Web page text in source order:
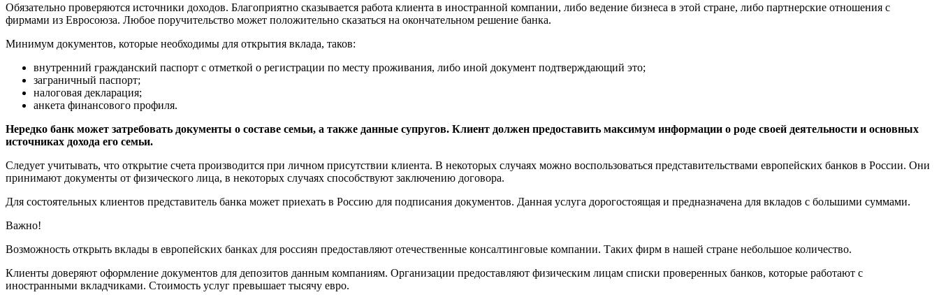
Обязательно проверяются источники доходов. Благоприятно сказывается работа клиента в иностранной компании, либо ведение бизнеса в этой стране, либо партнерские отношения с
фирмами из Евросоюза. Любое поручительство может положительно сказаться на окончательном решение банка.
Минимум документов, которые необходимы для открытия вклада, таков:
внутренний гражданский паспорт с отметкой о регистрации по месту проживания, либо иной документ подтверждающий это;
заграничный паспорт;
налоговая декларация;
анкета финансового профиля.
Нередко банк может затребовать документы о составе семьи, а также данные супругов. Клиент должен предоставить максимум информации о роде своей деятельности и основных
источниках дохода его семьи.
Следует учитывать, что открытие счета производится при личном присутствии клиента. В некоторых случаях можно воспользоваться представительствами европейских банков в России. Они
принимают документы от физического лица, в некоторых случаях способствуют заключению договора.
Для состоятельных клиентов представитель банка может приехать в Россию для подписания документов. Данная услуга дорогостоящая и предназначена для вкладов с большими суммами.
Важно!
Возможность открыть вклады в европейских банках для россиян предоставляют отечественные консалтинговые компании. Таких фирм в нашей стране небольшое количество.
Клиенты доверяют оформление документов для депозитов данным компаниям. Организации предоставляют физическим лицам списки проверенных банков, которые работают с
иностранными вкладчиками. Стоимость услуг превышает тысячу евро.